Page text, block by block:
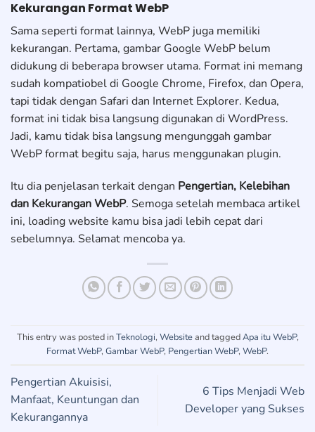
Kekurangan Format WebP
Sama seperti format lainnya, WebP juga memiliki
kekurangan. Pertama, gambar Google WebP belum
didukung di beberapa browser utama. Format ini memang
sudah kompatiobel di Google Chrome, Firefox, dan Opera,
tapi tidak dengan Safari dan Internet Explorer. Kedua,
format ini tidak bisa langsung digunakan di WordPress.
Jadi, kamu tidak bisa langsung mengunggah gambar
WebP format begitu saja, harus menggunakan plugin.
Itu dia penjelasan terkait dengan Pengertian, Kelebihan
dan Kekurangan WebP. Semoga setelah membaca artikel
ini, loading website kamu bisa jadi lebih cepat dari
sebelumnya. Selamat mencoba ya.
This entry was posted inTeknologi, Websiteand taggedApa itu WebP,
Format WebP, Gambar WebP, Pengertian WebP, WebP.
Pengertian Akuisisi,
Manfaat, Keuntungan dan
Kekurangannya
6 Tips Menjadi Web
Developer yang Sukses